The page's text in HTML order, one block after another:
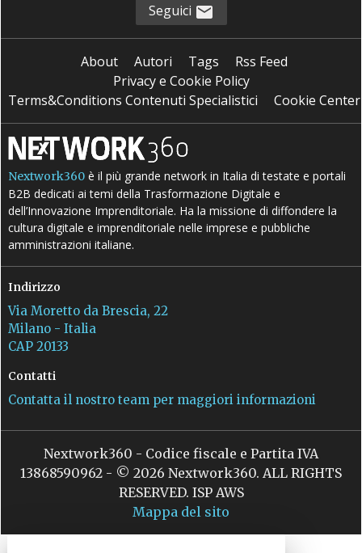
Seguici
About Autori Tags
Rss Feed
Privacy e Cookie Policy
Terms&Conditions Contenuti Specialistici
Cookie Center
Nextwork360 è il più grande network in Italia di testate e portali
B2B dedicati ai temi della Trasformazione Digitale e
dell’Innovazione Imprenditoriale. Ha la missione di diffondere la
cultura digitale e imprenditoriale nelle imprese e pubbliche
amministrazioni italiane.
Indirizzo
Via Moretto da Brescia, 22
Milano - Italia
CAP 20133
Contatti
Contatta il nostro team per maggiori informazioni
Nextwork360 - Codice fiscale e Partita IVA
13868590962 - © 2026 Nextwork360. ALL RIGHTS
RESERVED. ISP AWS
Mappa del sito